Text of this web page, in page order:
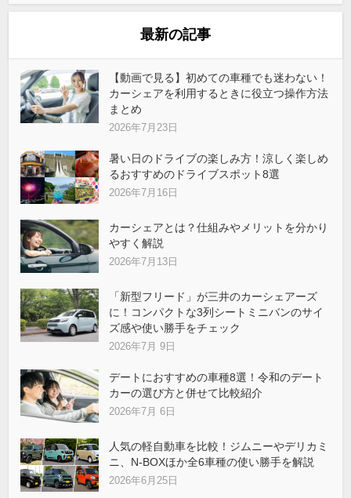
最新の記事
【動画で見る】初めての車種でも迷わない！
カーシェアを利用するときに役立つ操作方法
まとめ
2026年7月23日
暑い日のドライブの楽しみ方！涼しく楽しめ
るおすすめのドライブスポット8選
2026年7月16日
カーシェアとは？仕組みやメリットを分かり
やすく解説
2026年7月13日
「新型フリード」が三井のカーシェアーズ
に！コンパクトな3列シートミニバンのサイ
ズ感や使い勝手をチェック
2026年7月 9日
デートにおすすめの車種8選！令和のデート
カーの選び方と併せて比較紹介
2026年7月 6日
人気の軽自動車を比較！ジムニーやデリカミ
ニ、N-BOXほか全6車種の使い勝手を解説
2026年6月25日